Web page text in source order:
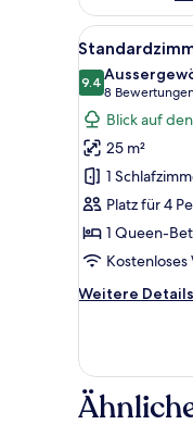
Alle
Fotos
für
anzeigen
5
9.49.4 von 10
8
(8
Blick auf
25 m²
1
Platz für 4
1 Queen-
Kostenloses
Weitere Details
Weitere